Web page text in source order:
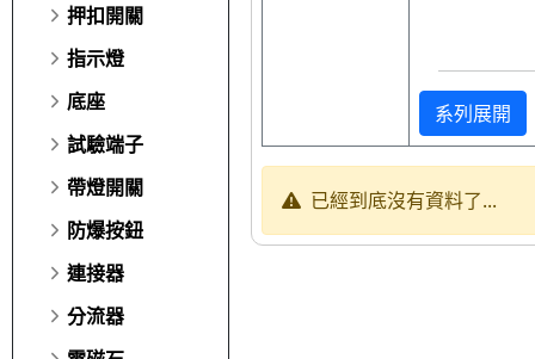
押扣開關
指示燈
底座
試驗端子
帶燈開關
防爆按鈕
連接器
分流器
系列展開
已經到底沒有資料了...